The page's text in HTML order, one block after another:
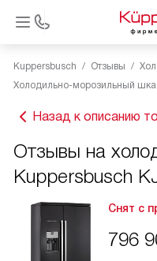
Kuppersbusch Отзывы
Холодильно-морозильный
Назад к описанию
Отзывы на
Kuppersbusch
Снят с
796